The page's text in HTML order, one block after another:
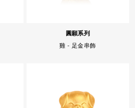
圓願系列
雞 - 足金串飾